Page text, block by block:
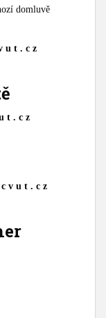
domluvě
u t . c z
t . c z
v u t . c z